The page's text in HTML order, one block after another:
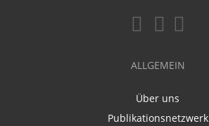
ALLGEMEIN
Über uns
Publikationsnetzwerk